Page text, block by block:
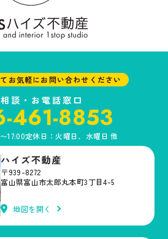
問、提案、見積、各種の工事やサービス提
客さまの電子メールアドレス、氏名、住
しますが、これらの個人情報は下記の目的
スの提供
のアフターサービスの提供
のお知らせ・ＰＲ、調査・データ集積、
会社（以下「サイト管理会社」といいま
随する業務の実施
社が提供するサービス改善に必要な範囲
イト管理会社に提供します。
ータにつきましては、サイト管理会社にお
お気軽にお問い合わせください
談・お電話窓口
461-8853
17:00定休日：火曜日、水曜日 他
ハイズ不動産
〒939-8272
富山県富山市太郎丸本町3丁目4-5
地図を開く